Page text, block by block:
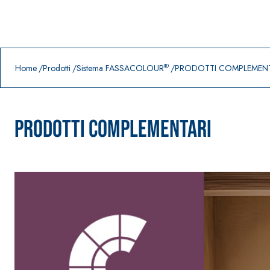
Home Prodotti Sistema FASSACOLOUR® PRODOTTI
PRODOTTI COMPLEMENTARI
Prodotti in primo piano